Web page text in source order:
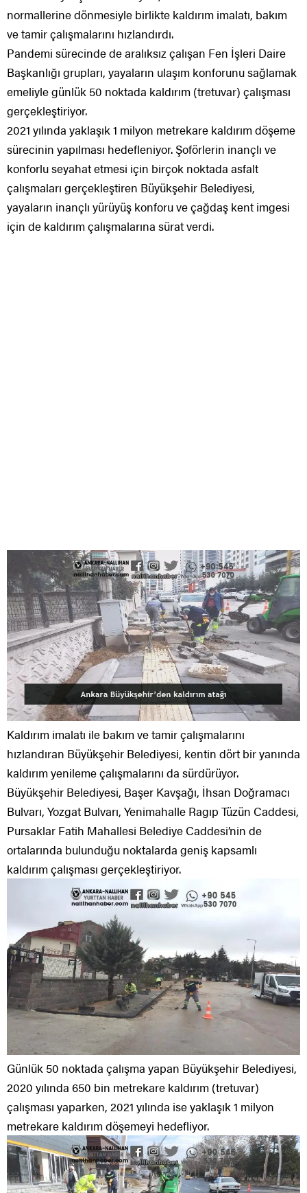
normallerine dönmesiyle birlikte kaldırım imalatı, bakım
ve tamir çalışmalarını hızlandırdı.
Pandemi sürecinde de aralıksız çalışan Fen İşleri Daire
Başkanlığı grupları, yayaların ulaşım konforunu sağlamak
emeliyle günlük 50 noktada kaldırım (tretuvar) çalışması
gerçekleştiriyor.
2021 yılında yaklaşık 1 milyon metrekare kaldırım döşeme
sürecinin yapılması hedefleniyor. Şoförlerin inançlı ve
konforlu seyahat etmesi için birçok noktada asfalt
çalışmaları gerçekleştiren Büyükşehir Belediyesi,
yayaların inançlı yürüyüş konforu ve çağdaş kent imgesi
için de kaldırım çalışmalarına sürat verdi.
Kaldırım imalatı ile bakım ve tamir çalışmalarını
hızlandıran Büyükşehir Belediyesi, kentin dört bir yanında
kaldırım yenileme çalışmalarını da sürdürüyor.
Büyükşehir Belediyesi, Başer Kavşağı, İhsan Doğramacı
Bulvarı, Yozgat Bulvarı, Yenimahalle Ragıp Tüzün Caddesi,
Pursaklar Fatih Mahallesi Belediye Caddesi’nin de
ortalarında bulunduğu noktalarda geniş kapsamlı
kaldırım çalışması gerçekleştiriyor.
Günlük 50 noktada çalışma yapan Büyükşehir Belediyesi,
2020 yılında 650 bin metrekare kaldırım (tretuvar)
çalışması yaparken, 2021 yılında ise yaklaşık 1 milyon
metrekare kaldırım döşemeyi hedefliyor.